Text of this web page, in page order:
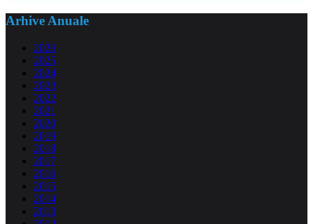
Arhive Anuale
2026
2025
2024
2023
2022
2021
2020
2019
2018
2017
2016
2015
2014
2013